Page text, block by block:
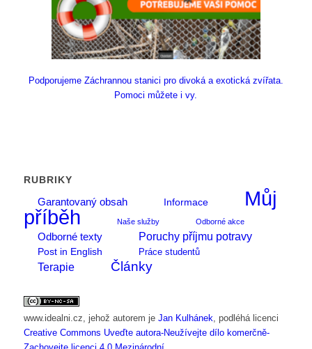
Podporujeme Záchrannou stanici pro divoká a exotická zvířata.
Pomoci můžete i vy.
RUBRIKY
Garantovaný obsah
Informace
Můj
příběh
Naše služby Odborné akce
Odborné texty Poruchy příjmu potravy
Post in English Práce studentů
Terapie Články
www.idealni.cz , jehož autorem je Jan Kulhánek , podléhá licenci
Creative Commons Uveďte autora-Neužívejte dílo komerčně-
Zachovejte licenci 4.0 Mezinárodní